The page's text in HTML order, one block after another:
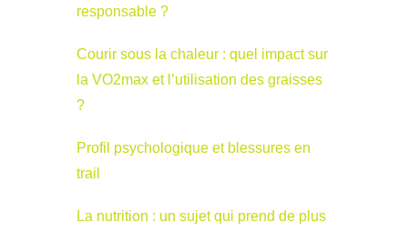
responsable ?
Courir sous la chaleur : quel impact sur
la VO2max et l’utilisation des graisses
?
Profil psychologique et blessures en
trail
La nutrition : un sujet qui prend de plus